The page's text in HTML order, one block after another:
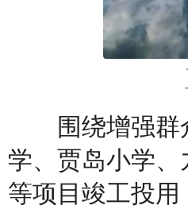
围绕增强群众
学、贾岛小学
等项目竣工投